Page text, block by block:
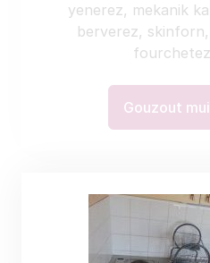
yenerez, mekanik
berverez,
Gouzout